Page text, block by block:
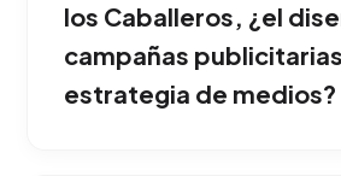
los Caballeros, ¿el
campañas
estrategia de medios?